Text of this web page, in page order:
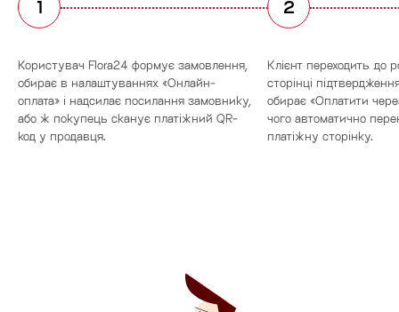
Користувач Flora24 формує замовлення,
обирає в налаштуваннях «Онлайн-
оплата» і надсилає посилання замовнику,
або ж покупець сканує платіжний QR-
код у продавця.
Клієнт переходить до
сторінці
обирає «Оплатити
чого автоматично
платіжну сторінку.